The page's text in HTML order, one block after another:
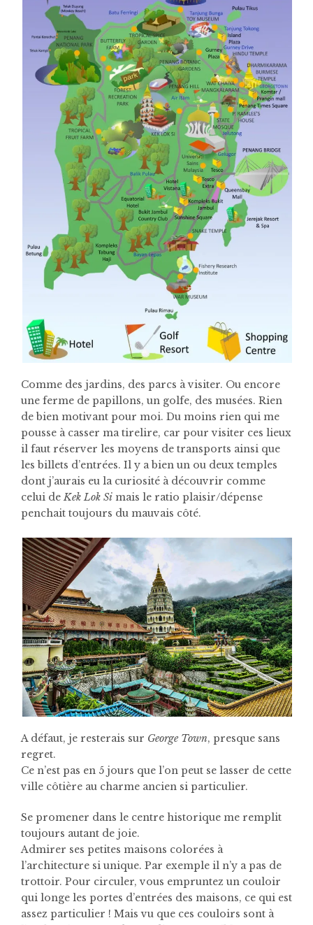
Comme des jardins, des parcs à visiter. Ou encore
une ferme de papillons, un golfe, des musées. Rien
de bien motivant pour moi. Du moins rien qui me
pousse à casser ma tirelire, car pour visiter ces lieux
il faut réserver les moyens de transports ainsi que
les billets d’entrées. Il y a bien un ou deux temples
dont j’aurais eu la curiosité à découvrir comme
celui deKek Lok Si mais le ratio plaisir/dépense
penchait toujours du mauvais côté.
A défaut, je resterais sur George Town, presque sans
regret.
Ce n’est pas en 5 jours que l’on peut se lasser de cette
ville côtière au charme ancien si particulier.
Se promener dans le centre historique me remplit
toujours autant de joie.
Admirer ses petites maisons colorées à
l’architecture si unique. Par exemple il n’y a pas de
trottoir. Pour circuler, vous empruntez un couloir
qui longe les portes d’entrées des maisons, ce qui est
assez particulier ! Mais vu que ces couloirs sont à